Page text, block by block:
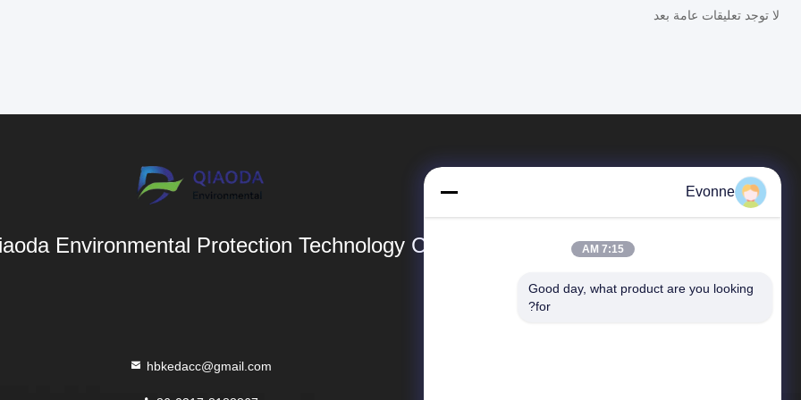
لا توجد تعليقات عامة بعد
Environmental Protection Technology Co., Ltd.
المنتجات
hbkedacc@gmail.com
Evonne
7:15 AM
Good day, what product are you looking
for?